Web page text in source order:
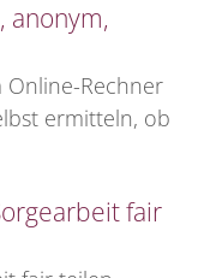
anonym,
Online-Rechner
ermitteln, ob
fair